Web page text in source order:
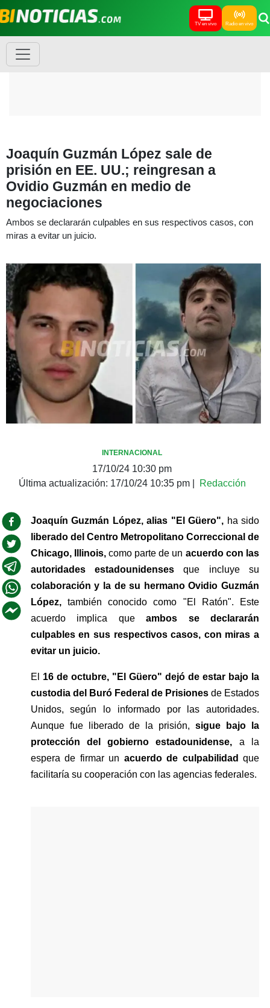
TV en vivo Radio en vivo
Joaquín Guzmán López sale de
prisión en EE. UU.; reingresan a
Ovidio Guzmán en medio de
negociaciones
Ambos se declararán culpables en sus respectivos casos, con
miras a evitar un juicio.
INTERNACIONAL
17/10/24 10:30 pm
Última actualización: 17/10/24 10:35 pm| Redacción
Joaquín Guzmán López, alias "El Güero",
liberado del Centro Metropolitano Correccional de
Chicago, Illinois, como parte de un acuerdo con las
autoridades estadounidenses
colaboración y la de su hermano Ovidio Guzmán
López, también conocido como "El Ratón". Este
acuerdo implica que ambos se declararán
culpables en sus respectivos casos, con miras a
evitar un juicio.
El 16 de octubre, "El Güero" dejó de estar bajo la
custodia del Buró Federal de Prisiones de Estados
Unidos, según lo informado por las autoridades.
Aunque fue liberado de la prisión, sigue bajo la
protección del gobierno estadounidense, a la
espera de firmar un acuerdo de culpabilidad que
facilitaría su cooperación con las agencias federales.